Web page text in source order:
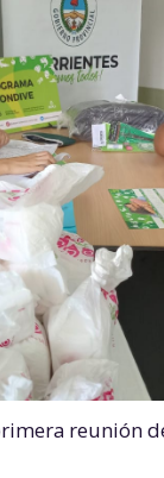
reunión